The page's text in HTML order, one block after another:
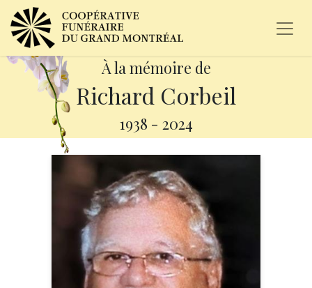
À la mémoire de
Richard Corbeil
1938 - 2024